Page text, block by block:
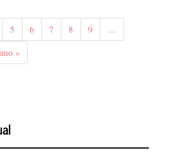
Página
5 Página
6 Página
7 Página
8 Página
9
…
»